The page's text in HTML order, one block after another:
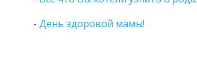
-День здоровой мамы!